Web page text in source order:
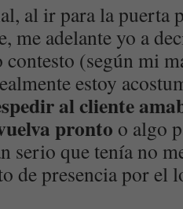
al ir para la puerta
me adelante yo a
contesto (según mi
estoy
al cliente
pronto o algo
serio que tenía no
de presencia por el